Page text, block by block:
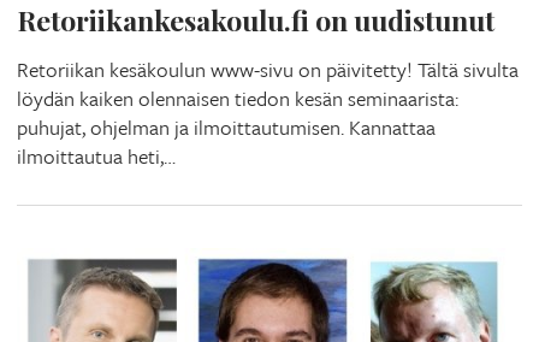
Retoriikankesakoulu.fi on uudistunut
Retoriikan kesäkoulun www-sivu on päivitetty! Tältä sivulta
löydän kaiken olennaisen tiedon kesän seminaarista:
puhujat, ohjelman ja ilmoittautumisen. Kannattaa
ilmoittautua heti,…